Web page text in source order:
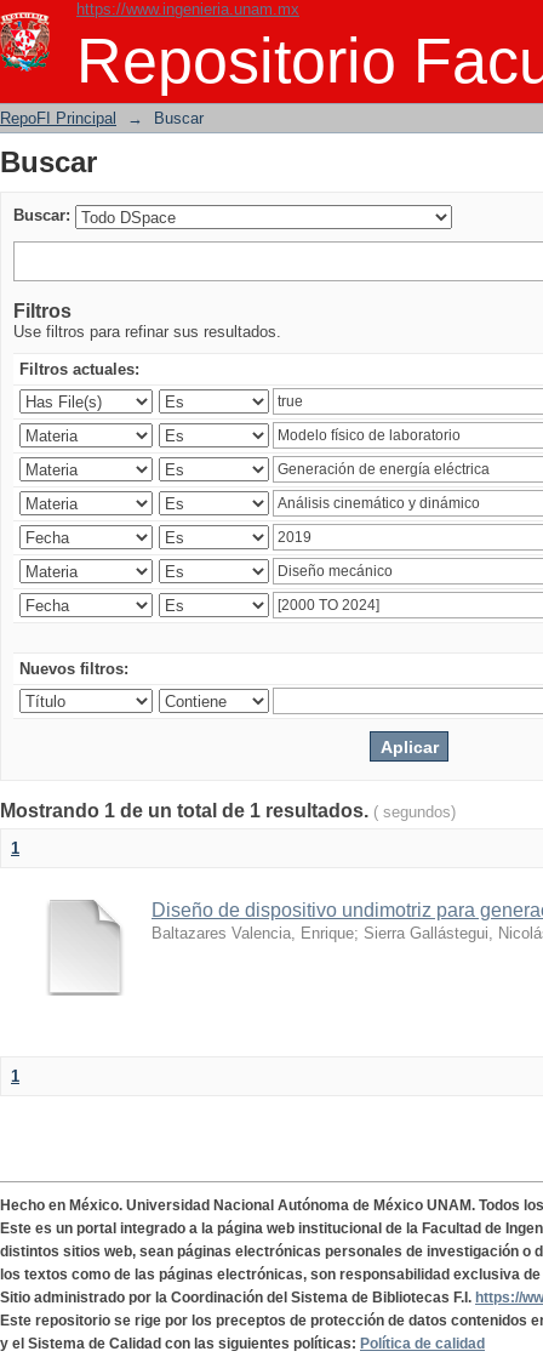
https://www.ingenieria.unam.mx
Repositorio
Buscar
RepoFI Principal → Buscar
Buscar
Buscar:
Filtros
Use filtros para refinar sus resultados.
Filtros actuales:
Nuevos filtros:
Mostrando 1 de un total de 1 resultados. ( segundos)
1
Diseño de dispositivo undimotriz para
Baltazares Valencia, Enrique; Sierra Gallástegui,
1
Hecho en México. Universidad Nacional Autónoma de México UNAM. Todos
Este es un portal integrado a la página web institucional de la Facultad de
distintos sitios web, sean páginas electrónicas personales de investigación o
los textos como de las páginas electrónicas, son responsabilidad exclusiva
Sitio administrado por la Coordinación del Sistema de Bibliotecas F.I. https://
Este repositorio se rige por los preceptos de protección de datos contenidos
y el Sistema de Calidad con las siguientes políticas: Política de calidad